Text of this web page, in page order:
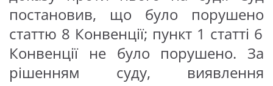
постановив, що було порушено
статтю 8 Конвенції; пункт 1 статті 6
Конвенції не було порушено. За
рішенням суду, виявлення